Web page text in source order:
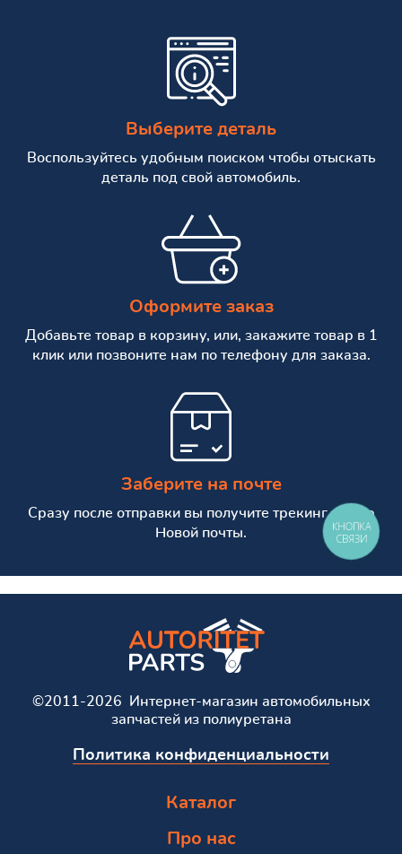
Выберите деталь
Воспользуйтесь удобным поиском чтобы отыскать
деталь под свой автомобиль.
Оформите заказ
Добавьте товар в корзину, или, закажите товар в 1
клик или позвоните нам по телефону для заказа.
Заберите на почте
Сразу после отправки вы получите трекинг номер
Новой почты.
©2011-2026 Интернет-магазин автомобильных
запчастей из полиуретана
Политика конфиденциальности
Каталог
Про нас
КНОПКА
СВЯЗИ